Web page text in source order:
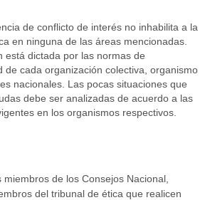
de conflicto de interés no inhabilita a la
en ninguna de las áreas mencionadas.
está dictada por las normas de
de cada organización colectiva, organismo
nacionales. Las pocas situaciones que
debe ser analizadas de acuerdo a las
en los organismos respectivos.
de los Consejos Nacional,
del tribunal de ética que realicen